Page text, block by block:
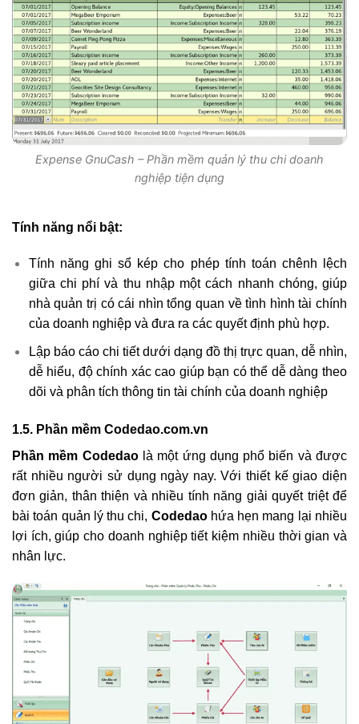
Expense GnuCash – Phần mềm quản lý thu chi doanh
nghiệp tiện dụng
Tính năng nổi bật:
Tính năng ghi sổ kép cho phép tính toán chênh lệch
giữa chi phí và thu nhập một cách nhanh chóng, giúp
nhà quản trị có cái nhìn tổng quan về tình hình tài chính
của doanh nghiệp và đưa ra các quyết định phù hợp.
Lập báo cáo chi tiết dưới dạng đồ thị trực quan, dễ nhìn,
dễ hiểu, độ chính xác cao giúp bạn có thể dễ dàng theo
dõi và phân tích thông tin tài chính của doanh nghiệp
1.5. Phần mềm Codedao.com.vn
Phần mềm Codedaolà một ứng dụng phổ biến và được
rất nhiều người sử dụng ngày nay. Với thiết kế giao diện
đơn giản, thân thiện và nhiều tính năng giải quyết triệt để
bài toán quản lý thu chi, Codedaohứa hẹn mang lại nhiều
lợi ích, giúp cho doanh nghiệp tiết kiệm nhiều thời gian và
nhân lực.